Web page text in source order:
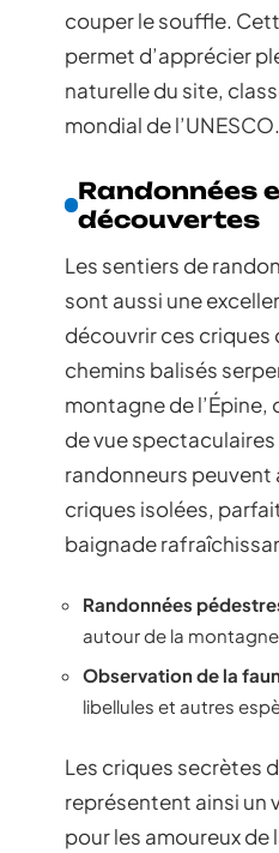
couper le souffle.
permet d’apprécier
naturelle du site,
mondial de l’UNESCO.
Randonnées
découvertes
Les sentiers de
sont aussi une
découvrir ces criques
chemins balisés
montagne de
de vue spectaculaires
randonneurs peuvent
criques isolées,
baignade
Randonnées
autour de la montagne
Observation de la
libellules et autres
Les criques secrètes
représentent ainsi un
pour les amoureux de